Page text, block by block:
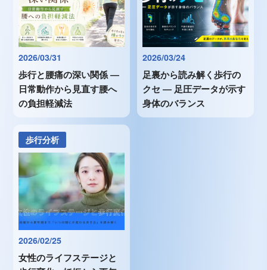
2026/03/31
歩行と腰痛の深い関係 ―
日常動作から見直す腰へ
の負担軽減法
2026/03/24
足裏から読み解く歩行の
クセ ― 足圧データが示す
身体のバランス
歩行分析
2026/02/25
女性のライフステージと